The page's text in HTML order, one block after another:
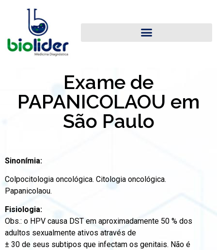
Exame de
PAPANICOLAOU em
São Paulo
Sinonímia:
Colpocitologia oncológica. Citologia oncológica.
Papanicolaou.
Fisiologia:
Obs.: o HPV causa DST em aproximadamente 50 % dos
adultos sexualmente ativos através de
± 30 de seus subtipos que infectam os genitais. Não é